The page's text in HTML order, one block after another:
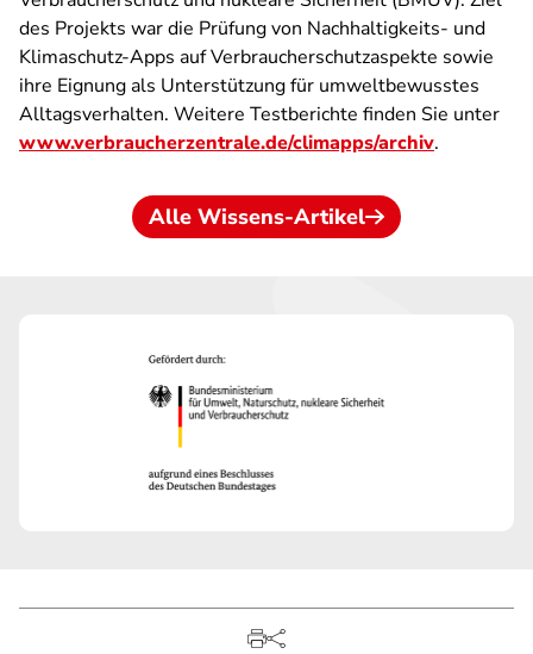
des Projekts war die Prüfung von Nachhaltigkeits- und
Klimaschutz-Apps auf Verbraucherschutzaspekte sowie
ihre Eignung als Unterstützung für umweltbewusstes
Alltagsverhalten. Weitere Testberichte finden Sie unter
www.verbraucherzentrale.de/climapps/archiv.
Alle Wissens-Artikel